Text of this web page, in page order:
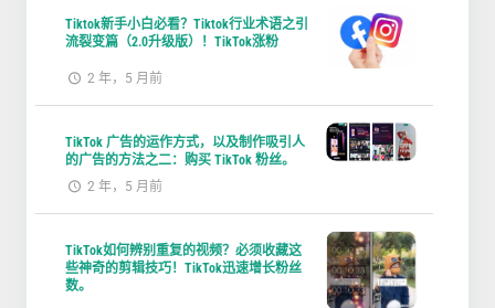
Tiktok新手小白必看？Tiktok行业术语之引
流裂变篇（2.0升级版）！TikTok涨粉
2 年，5 月前
TikTok 广告的运作方式，以及制作吸引人
的广告的方法之二：购买 TikTok 粉丝。
2 年，5 月前
TikTok如何辨别重复的视频？必须收藏这
些神奇的剪辑技巧！TikTok迅速增长粉丝
数。